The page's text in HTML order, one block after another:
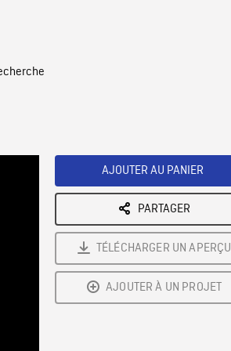
AJOUTER AU PANIER
PARTAGER
TÉLÉCHARGER UN APERÇU
AJOUTER À UN PROJET